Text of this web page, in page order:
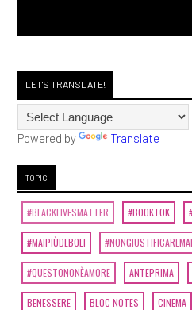
LET'S TRANSLATE!
Powered by Translate
TOPIC
#BLACKLIVESMATTER #BOOKTOK
#MAIPIÙDEBOLI #NONGIUSTIFICAREMAI
#QUESTONONÈAMORE ANTEPRIMA
BENESSERE BLOC NOTES CINEMA